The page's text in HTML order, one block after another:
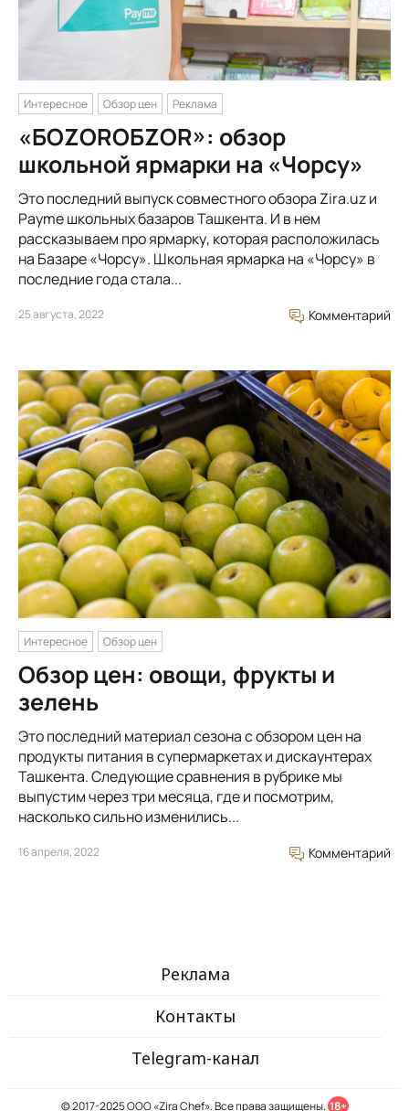
Интересное Обзор цен Реклама
«БОZORОБZOR»: обзор
школьной ярмарки на «Чорсу»
Это последний выпуск совместного обзора Zira.uz и
Payme школьных базаров Ташкента. И в нем
рассказываем про ярмарку, которая расположилась
на Базаре «Чорсу». Школьная ярмарка на «Чорсу» в
последние года стала...
25 августа, 2022 Комментарий
Интересное Обзор цен
Обзор цен: овощи, фрукты и
зелень
Это последний материал сезона с обзором цен на
продукты питания в супермаркетах и дискаунтерах
Ташкента. Следующие сравнения в рубрике мы
выпустим через три месяца, где и посмотрим,
насколько сильно изменились...
16 апреля, 2022 Комментарий
Реклама
Контакты
Telegram-канал
© 2017-2025 ООО «Zira Chef». Все права защищены. 18+